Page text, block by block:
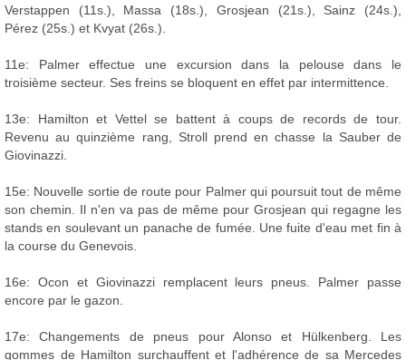
Verstappen (11s.), Massa (18s.), Grosjean (21s.), Sainz (24s.),
Pérez (25s.) et Kvyat (26s.).
11e: Palmer effectue une excursion dans la pelouse dans le
troisième secteur. Ses freins se bloquent en effet par intermittence.
13e: Hamilton et Vettel se battent à coups de records de tour.
Revenu au quinzième rang, Stroll prend en chasse la Sauber de
Giovinazzi.
15e: Nouvelle sortie de route pour Palmer qui poursuit tout de même
son chemin. Il n'en va pas de même pour Grosjean qui regagne les
stands en soulevant un panache de fumée. Une fuite d'eau met fin à
la course du Genevois.
16e: Ocon et Giovinazzi remplacent leurs pneus. Palmer passe
encore par le gazon.
17e: Changements de pneus pour Alonso et Hülkenberg. Les
gommes de Hamilton surchauffent et l'adhérence de sa Mercedes